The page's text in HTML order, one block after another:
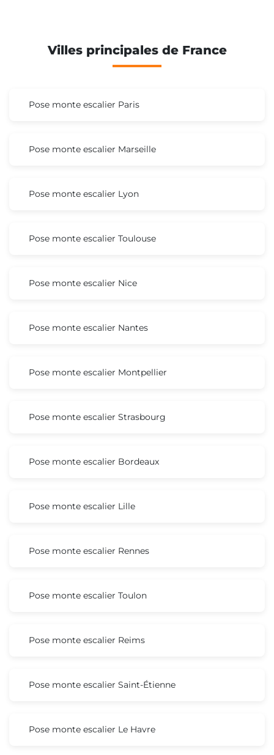
Villes principales de France
Pose monte escalier Paris
Pose monte escalier Marseille
Pose monte escalier Lyon
Pose monte escalier Toulouse
Pose monte escalier Nice
Pose monte escalier Nantes
Pose monte escalier Montpellier
Pose monte escalier Strasbourg
Pose monte escalier Bordeaux
Pose monte escalier Lille
Pose monte escalier Rennes
Pose monte escalier Toulon
Pose monte escalier Reims
Pose monte escalier Saint-Étienne
Pose monte escalier Le Havre